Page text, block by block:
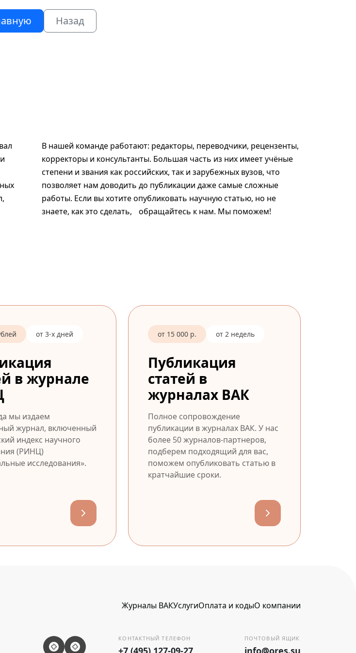
Назад
В нашей команде работают: редакторы, переводчики, рецензенты,
корректоры и консультанты. Большая часть из них имеет учёные
степени и звания как российских, так и зарубежных вузов, что
позволяет нам доводить до публикации даже самые сложные
работы. Если вы хотите опубликовать научную статью, но не
знаете, как это сделать, обращайтесь к нам. Мы поможем!
от 3-х дней
в журнале
мы издаем
журнал, включенный
индекс научного
(РИНЦ)
исследования».
от 15 000 р. от 2 недель
Публикация
статей в
журналах ВАК
Полное сопровождение
публикации в журналах ВАК. У нас
более 50 журналов-партнеров,
подберем подходящий для вас,
поможем опубликовать статью в
кратчайшие сроки.
Журналы ВАКУслугиОплата и кодыО компании
КОНТАКТНЫЙ ТЕЛЕФОН
+7 (495) 127-09-27
ПОЧТОВЫЙ ЯЩИК
info@ores.su